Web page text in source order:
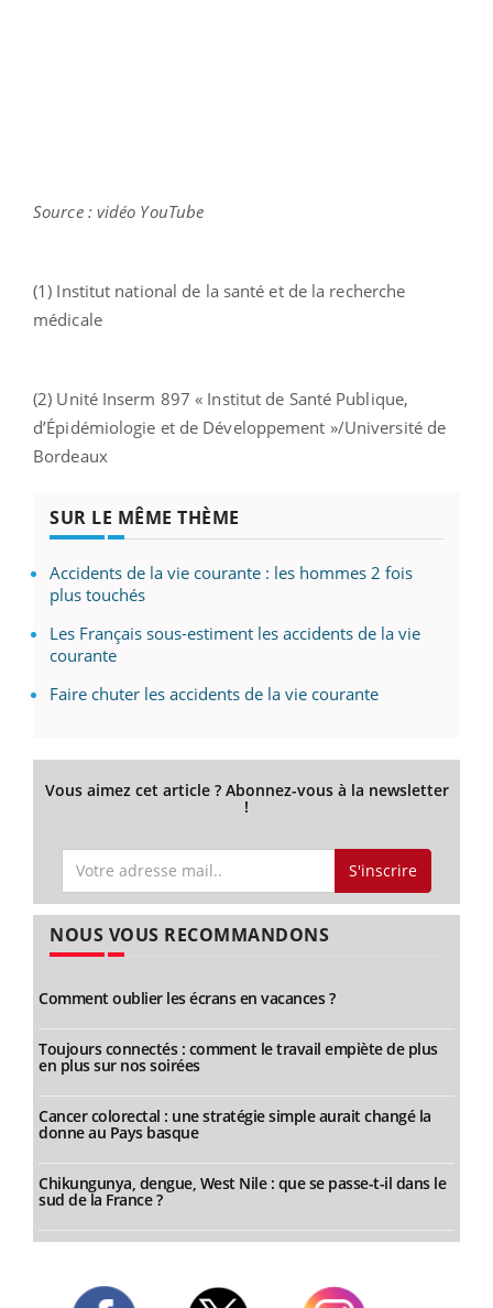
Source : vidéo YouTube
(1) Institut national de la santé et de la recherche
médicale
(2) Unité Inserm 897 « Institut de Santé Publique,
d’Épidémiologie et de Développement »/Université de
Bordeaux
SUR LE MÊME THÈME
Accidents de la vie courante : les hommes 2 fois
plus touchés
Les Français sous-estiment les accidents de la vie
courante
Faire chuter les accidents de la vie courante
Vous aimez cet article ? Abonnez-vous à la newsletter
!
S'inscrire
NOUS VOUS RECOMMANDONS
Comment oublier les écrans en vacances ?
Toujours connectés : comment le travail empiète de plus
en plus sur nos soirées
Cancer colorectal : une stratégie simple aurait changé la
donne au Pays basque
Chikungunya, dengue, West Nile : que se passe-t-il dans le
sud de la France ?